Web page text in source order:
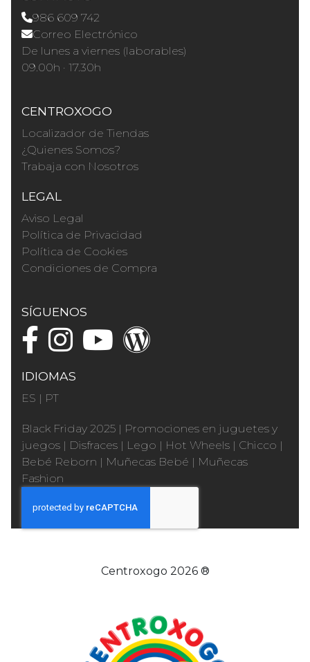
986 609 742
Correo Electrónico
De lunes a viernes (laborables)
09.00h · 17.30h
CENTROXOGO
Localizador de Tiendas
¿Quienes Somos?
Trabaja con Nosotros
LEGAL
Aviso Legal
Política de Privacidad
Política de Cookies
Condiciones de Compra
SÍGUENOS
IDIOMAS
ES | PT
Black Friday 2025 | Promociones en juguetes y
juegos | Disfraces | Lego | Hot Wheels | Chicco |
Bebé Reborn | Muñecas Bebé | Muñecas
Fashion
Centroxogo 2026 ®